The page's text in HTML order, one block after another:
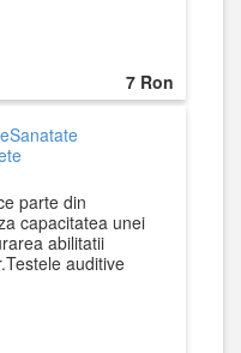
7 Ron
parte din
capacitatea unei
abilitatii
auditive